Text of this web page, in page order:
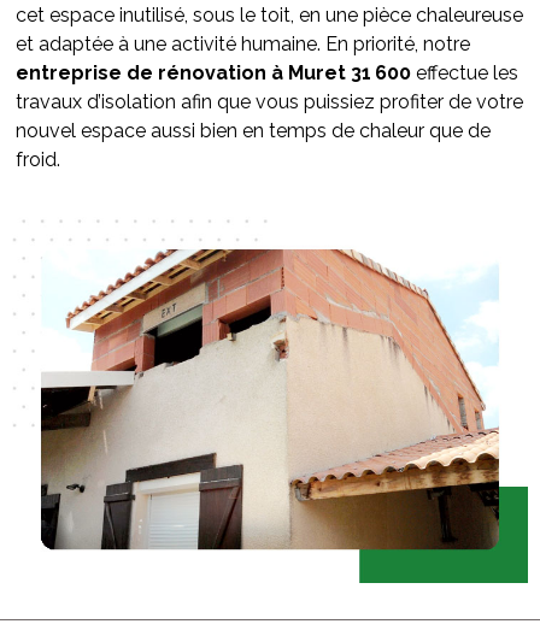
cet espace inutilisé, sous le toit, en une pièce chaleureuse
et adaptée à une activité humaine. En priorité, notre
entreprise de rénovation à Muret 31 600effectue les
travaux d’isolation afin que vous puissiez profiter de votre
nouvel espace aussi bien en temps de chaleur que de
froid.